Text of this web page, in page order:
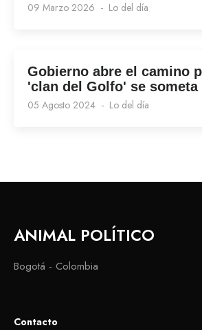
09 Marzo 2026 Lo del día
Gobierno abre el camino
'clan del Golfo' se someta
05 Agosto 2024 Lo del día
ANIMAL POLÍTICO
Bogotá - Colombia
Contacto